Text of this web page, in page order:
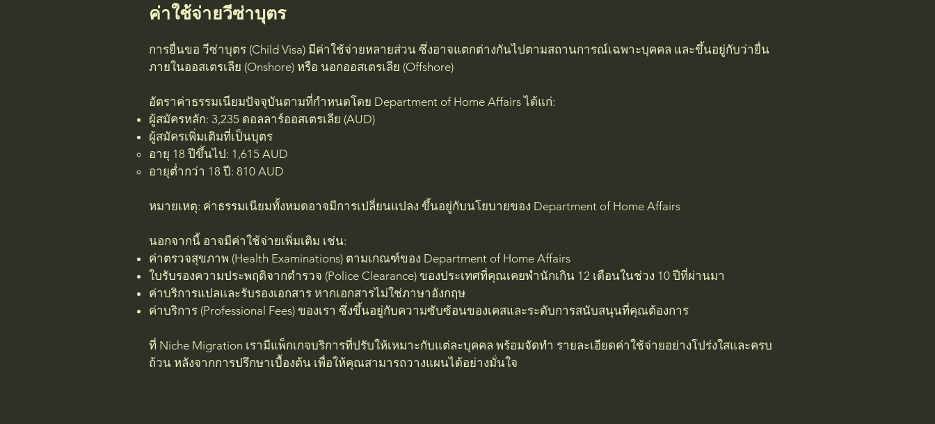
ค่าใช้จ่ายวีซ่าบุตร
การยื่นขอ วีซ่าบุตร (Child Visa) มีค่าใช้จ่ายหลายส่วน ซึ่งอาจแตกต่างกันไปตามสถานการณ์เฉพาะบุคคล และขึ้นอยู่กับว่ายื่น
ภายในออสเตรเลีย (Onshore) หรือ นอกออสเตรเลีย (Offshore)
อัตราค่าธรรมเนียมปัจจุบันตามที่กำหนดโดย Department of Home Affairs ได้แก่:
ผู้สมัครหลัก: 3,235 ดอลลาร์ออสเตรเลีย (AUD)
ผู้สมัครเพิ่มเติมที่เป็นบุตร
อายุ 18 ปีขึ้นไป: 1,615 AUD
อายุต่ำกว่า 18 ปี: 810 AUD
หมายเหตุ: ค่าธรรมเนียมทั้งหมดอาจมีการเปลี่ยนแปลง ขึ้นอยู่กับนโยบายของ Department of Home Affairs
นอกจากนี้ อาจมีค่าใช้จ่ายเพิ่มเติม เช่น:
ค่าตรวจสุขภาพ (Health Examinations) ตามเกณฑ์ของ Department of Home Affairs
ใบรับรองความประพฤติจากตำรวจ (Police Clearance) ของประเทศที่คุณเคยพำนักเกิน 12 เดือนในช่วง 10 ปีที่ผ่านมา
ค่าบริการแปลและรับรองเอกสาร หากเอกสารไม่ใช่ภาษาอังกฤษ
ค่าบริการ (Professional Fees) ของเรา ซึ่งขึ้นอยู่กับความซับซ้อนของเคสและระดับการสนับสนุนที่คุณต้องการ
ที่ Niche Migration เรามีแพ็กเกจบริการที่ปรับให้เหมาะกับแต่ละบุคคล พร้อมจัดทำ รายละเอียดค่าใช้จ่ายอย่างโปร่งใสและครบ
ถ้วน หลังจากการปรึกษาเบื้องต้น เพื่อให้คุณสามารถวางแผนได้อย่างมั่นใจ